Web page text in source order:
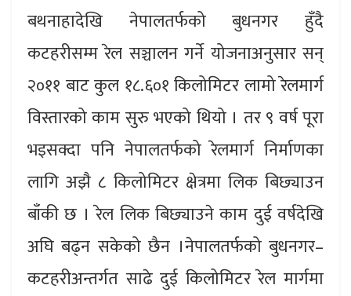
बथनाहादेखि नेपालतर्फको बुधनगर हुँदै
कटहरीसम्म रेल सञ्चालन गर्ने योजनाअनुसार सन्
२०११ बाट कुल १८.६०१ किलोमिटर लामो रेलमार्ग
विस्तारको काम सुरु भएको थियो । तर ९ वर्ष पूरा
भइसक्दा पनि नेपालतर्फको रेलमार्ग निर्माणका
लागि अझै ८ किलोमिटर क्षेत्रमा लिक बिछ्याउन
बाँकी छ । रेल लिक बिछ्याउने काम दुई वर्षदेखि
अघि बढ्न सकेको छैन ।नेपालतर्फको बुधनगर–
कटहरीअन्तर्गत साढे दुई किलोमिटर रेल मार्गमा